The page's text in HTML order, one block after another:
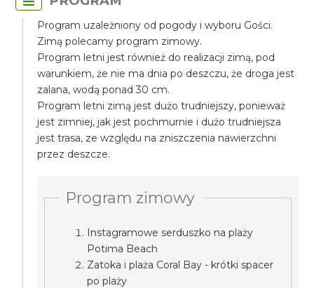
Program uzależniony od pogody i wyboru Gości.
Zimą polecamy program zimowy.
Program letni jest również do realizacji zimą, pod
warunkiem, że nie ma dnia po deszczu, że droga jest
zalana, wodą ponad 30 cm.
Program letni zimą jest dużo trudniejszy, ponieważ
jest zimniej, jak jest pochmurnie i dużo trudniejsza
jest trasa, ze względu na zniszczenia nawierzchni
przez deszcze.
Program zimowy
Instagramowe serduszko na plaży
Potima Beach
Zatoka i plaża Coral Bay - krótki spacer
po plaży